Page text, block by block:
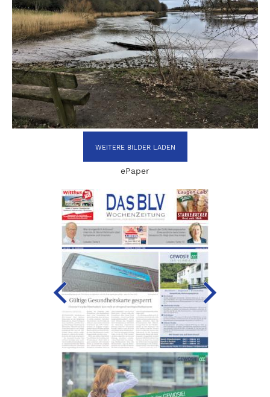
WEITERE BILDER LADEN
ePaper